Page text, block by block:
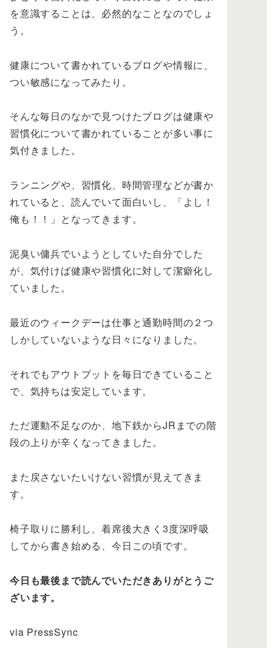
を意識することは、必然的なことなのでしょ
う。
健康について書かれているブログや情報に、
つい敏感になってみたり。
そんな毎日のなかで見つけたブログは健康や
習慣化について書かれていることが多い事に
気付きました。
ランニングや、習慣化、時間管理などが書か
れていると、読んでいて面白いし、「よし！
俺も！！」となってきます。
泥臭い傭兵でいようとしていた自分でした
が、気付けば健康や習慣化に対して潔癖化し
ていました。
最近のウィークデーは仕事と通勤時間の２つ
しかしていないような日々になりました。
それでもアウトプットを毎日できていること
で、気持ちは安定しています。
ただ運動不足なのか、地下鉄からJRまでの階
段の上りが辛くなってきました。
また戻さないたいけない習慣が見えてきま
す。
椅子取りに勝利し、着席後大きく3度深呼吸
してから書き始める、今日この頃です。
今日も最後まで読んでいただきありがとうご
ざいます。
via PressSync